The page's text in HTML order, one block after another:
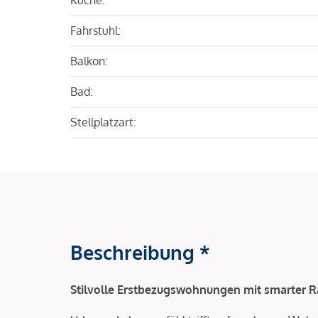
Fahrstuhl:
Balkon:
Bad:
Stellplatzart:
Beschreibung *
Stilvolle Erstbezugswohnungen mit smarter